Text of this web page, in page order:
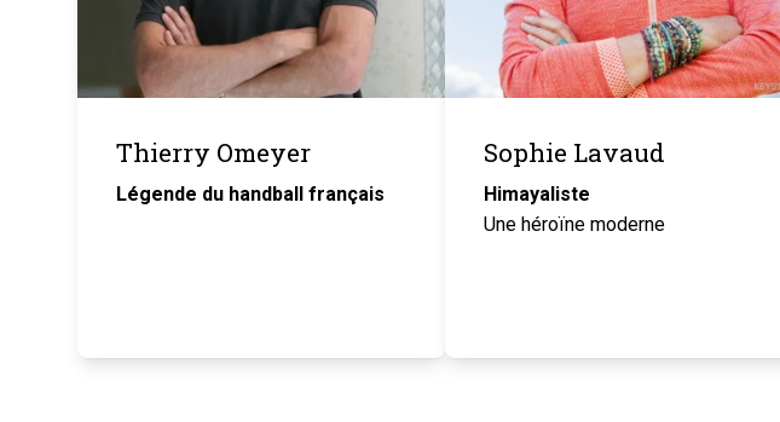
Thierry Omeyer
Légende du handball français
Sophie Lavaud
Himayaliste
Une héroïne moderne